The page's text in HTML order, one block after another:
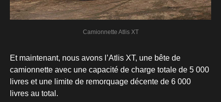
Camionnette Atlis XT
Et maintenant, nous avons l’Atlis XT, une bête de
camionnette avec une capacité de charge totale de 5 000
livres et une limite de remorquage décente de 6 000
livres au total.